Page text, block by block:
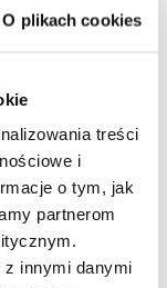
O plikach cookies
treści
i
o tym, jak
partnerom
z innymi danymi